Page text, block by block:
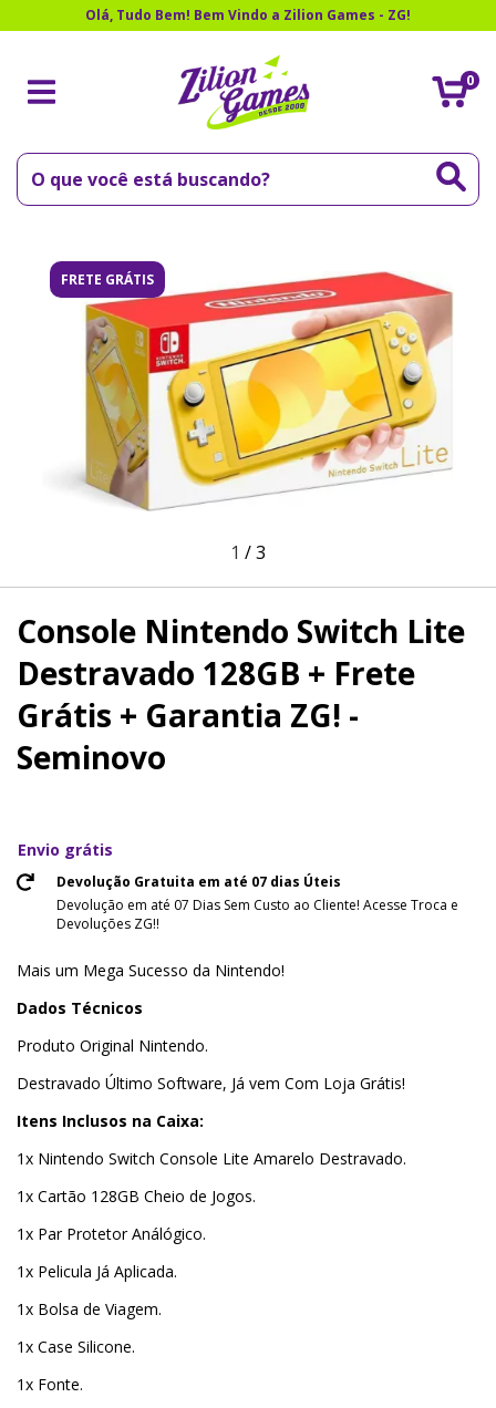
Olá, Tudo Bem! Bem Vindo a Zilion Games - ZG!
0
FRETE GRÁTIS
1 /3
Console Nintendo Switch Lite
Destravado 128GB + Frete
Grátis + Garantia ZG! -
Seminovo
Envio grátis
Devolução Gratuita em até 07 dias Úteis
Devolução em até 07 Dias Sem Custo ao Cliente! Acesse Troca e
Devoluções ZG!!
Mais um Mega Sucesso da Nintendo!
Dados Técnicos
Produto Original Nintendo.
Destravado Último Software, Já vem Com Loja Grátis!
Itens Inclusos na Caixa:
1x Nintendo Switch Console Lite Amarelo Destravado.
1x Cartão 128GB Cheio de Jogos.
1x Par Protetor Análógico.
1x Pelicula Já Aplicada.
1x Bolsa de Viagem.
1x Case Silicone.
1x Fonte.